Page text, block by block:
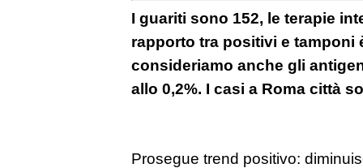
I guariti sono 152, le terapie
rapporto tra positivi e tamponi
consideriamo anche gli
allo 0,2%. I casi a Roma città
Prosegue trend positivo: